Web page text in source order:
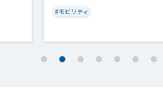
#モビリティ